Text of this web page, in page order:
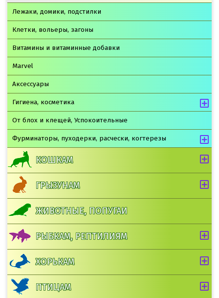
Лежаки, домики, подстилки
Клетки, вольеры, загоны
Витамины и витаминные добавки
Marvel
Аксессуары
Гигиена, косметика
От блох и клещей, Успокоительные
Фурминаторы, пуходерки, расчески, когтерезы
КОШКАМ
ГРЫЗУНАМ
ЖИВОТНЫЕ, ПОПУГАИ
РЫБКАМ, РЕПТИЛИЯМ
ХОРЬКАМ
ПТИЦАМ